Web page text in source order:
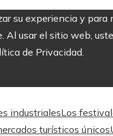
su experiencia y
Al usar el sitio web,
de Privacidad.
industrialesLos
turísticos únicos